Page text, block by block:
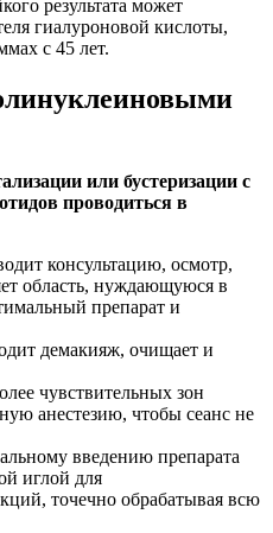
результата может
гиалуроновой кислоты,
с 45 лет.
или бустеризации с
проводиться в
консультацию, осмотр,
область, нуждающуюся в
препарат и
демакияж, очищает и
чувствительных зон
анестезию, чтобы сеанс не
введению препарата
иглой для
точечно обрабатывая всю